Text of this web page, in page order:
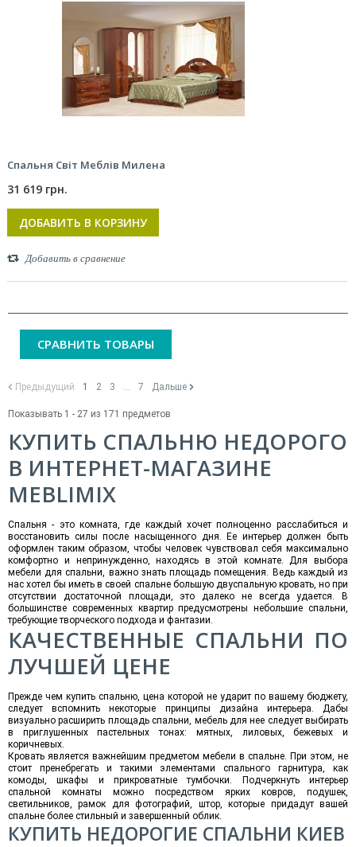
Спальня Світ Меблів Милена
31 619 грн.
ДОБАВИТЬ В КОРЗИНУ
Добавить в сравнение
СРАВНИТЬ ТОВАРЫ
Предыдущий 1 2 3 ... 7 Дальше
Показывать 1 - 27 из 171 предметов
КУПИТЬ СПАЛЬНЮ НЕДОРОГО
В ИНТЕРНЕТ-МАГАЗИНЕ
MEBLIMIX
Спальня - это комната, где каждый хочет полноценно расслабиться и
восстановить силы после насыщенного дня. Ее интерьер должен быть
оформлен таким образом, чтобы человек чувствовал себя максимально
комфортно и непринужденно, находясь в этой комнате. Для выбора
мебели для спальни, важно знать площадь помещения. Ведь каждый из
нас хотел бы иметь в своей спальне большую двуспальную кровать, но при
отсутствии достаточной площади, это далеко не всегда удается. В
большинстве современных квартир предусмотрены небольшие спальни,
требующие творческого подхода и фантазии.
КАЧЕСТВЕННЫЕ СПАЛЬНИ ПО
ЛУЧШЕЙ ЦЕНЕ
Прежде чем купить спальню, цена которой не ударит по вашему бюджету,
следует вспомнить некоторые принципы дизайна интерьера. Дабы
визуально расширить площадь спальни, мебель для нее следует выбирать
в приглушенных пастельных тонах: мятных, лиловых, бежевых и
коричневых.
Кровать является важнейшим предметом мебели в спальне. При этом, не
стоит пренебрегать и такими элементами спального гарнитура, как
комоды, шкафы и прикроватные тумбочки. Подчеркнуть интерьер
спальной комнаты можно посредством ярких ковров, подушек,
светильников, рамок для фотографий, штор, которые придадут вашей
спальне более стильный и завершенный облик.
КУПИТЬ НЕДОРОГИЕ СПАЛЬНИ КИЕВ